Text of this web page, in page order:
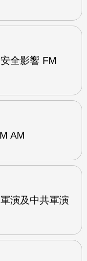
全影響 FM
AM
演及中共軍演